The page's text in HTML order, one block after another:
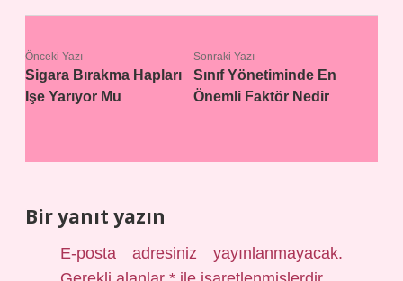
Önceki Yazı
Sigara Bırakma Hapları
Işe Yarıyor Mu
Sonraki Yazı
Sınıf Yönetiminde En
Önemli Faktör Nedir
Bir yanıt yazın
E-posta adresiniz yayınlanmayacak.